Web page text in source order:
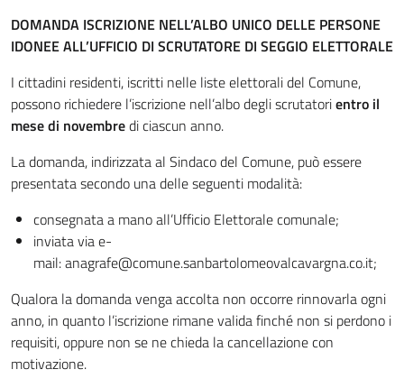
DOMANDA ISCRIZIONE NELL’ALBO UNICO DELLE PERSONE
IDONEE ALL’UFFICIO DI SCRUTATORE DI SEGGIO ELETTORALE
I cittadini residenti, iscritti nelle liste elettorali del Comune,
possono richiedere l’iscrizione nell’albo degli scrutatorientro il
mese di novembredi ciascun anno.
La domanda, indirizzata al Sindaco del Comune, può essere
presentata secondo una delle seguenti modalità:
consegnata a mano all’Ufficio Elettorale comunale;
inviata via e-
mail: anagrafe@comune.sanbartolomeovalcavargna.co.it;
Qualora la domanda venga accolta non occorre rinnovarla ogni
anno, in quanto l’iscrizione rimane valida finché non si perdono i
requisiti, oppure non se ne chieda la cancellazione con
motivazione.